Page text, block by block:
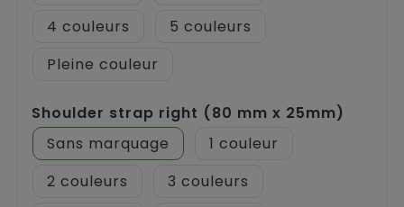
4
5
Pleine couleur
Shoulder strap right (80 mm x 25mm)
Sans marquage
1
2
3